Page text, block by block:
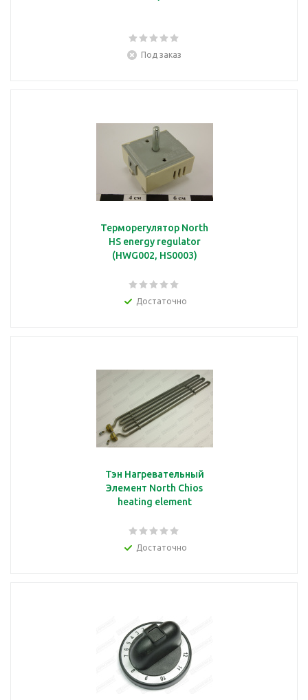
Под заказ
Терморегулятор North
HS energy regulator
(HWG002, HS0003)
Достаточно
Тэн Нагревательный
Элемент North Chios
heating element
Достаточно